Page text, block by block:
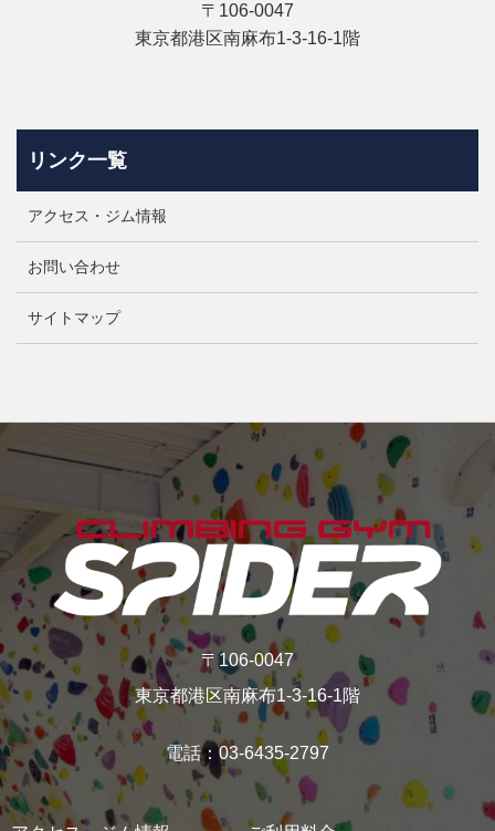
〒106-0047
東京都港区南麻布1-3-16‐1階
リンク一覧
アクセス・ジム情報
お問い合わせ
サイトマップ
〒106-0047
東京都港区南麻布1-3-16‐1階
電話：03-6435-2797